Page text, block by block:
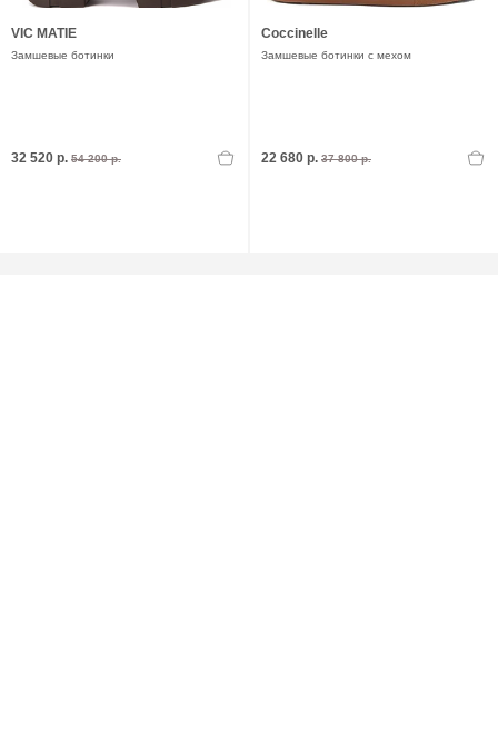
VIC MATIE
Замшевые ботинки
32 520 р. 54 200 р.
Coccinelle
Замшевые ботинки с мехом
22 680 р. 37 800 р.